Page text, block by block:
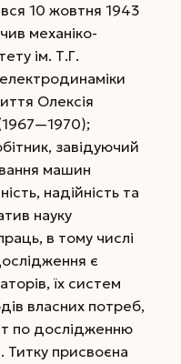
10 жовтня 1943
механіко-
ім. Т.Г.
Олексія
завідуючий
машин
надійність та
науку
в тому числі
є
їх систем
власних потреб,
по дослідженню
Титку присвоєна